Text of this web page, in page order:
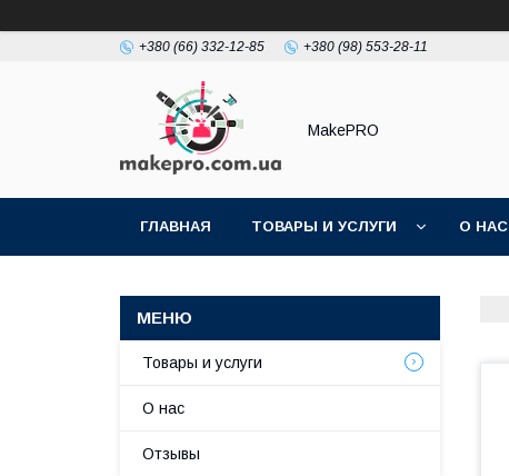
+380 (66) 332-12-85 +380 (98) 553-28-11
MakePRO
ГЛАВНАЯ ТОВАРЫ И УСЛУГИ О НАС
Товары и услуги
О нас
Отзывы